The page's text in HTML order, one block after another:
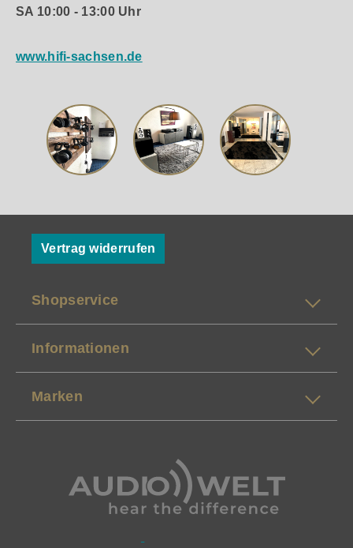
SA 10:00 - 13:00 Uhr
www.hifi-sachsen.de
Vertrag widerrufen
Shopservice
Informationen
Marken